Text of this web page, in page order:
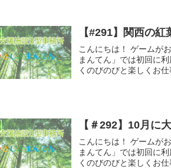
【#291】関西の紅
こんにちは！ ゲームが
まんてん」では初回に
くのびのびと楽しくお
【＃292】10月に
こんにちは！ ゲームが
まんてん」では初回に
くのびのびと楽しくお